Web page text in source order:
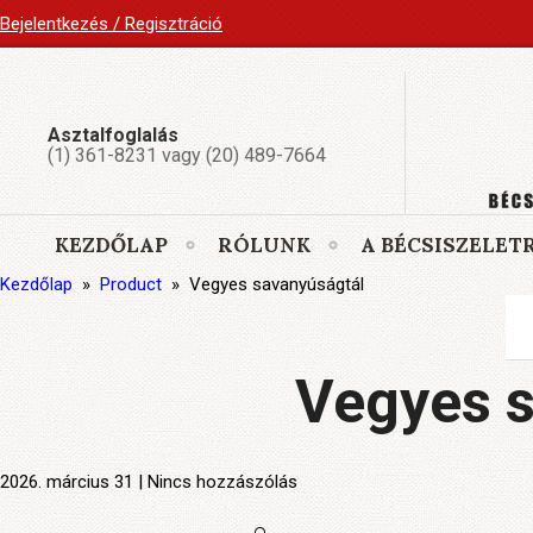
Bejelentkezés / Regisztráció
Asztalfoglalás
(1) 361-8231 vagy (20) 489-7664
KEZDŐLAP RÓLUNK A
Kezdőlap » Product » Vegyes savanyúságtál
Vegyes
2026. március 31 | Nincs hozzászólás